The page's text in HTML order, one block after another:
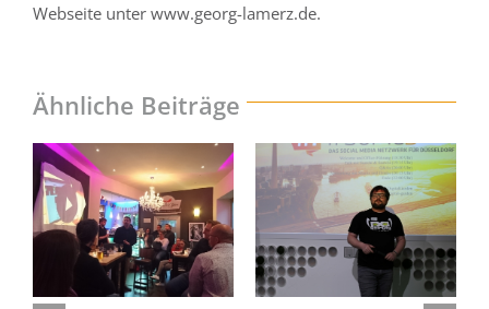
Webseite unter www.georg-lamerz.de.
Ähnliche Beiträge